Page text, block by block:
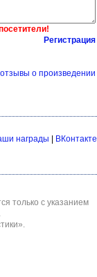
Регистрация
о произведении
награды | ВКонтакте
только с указанием